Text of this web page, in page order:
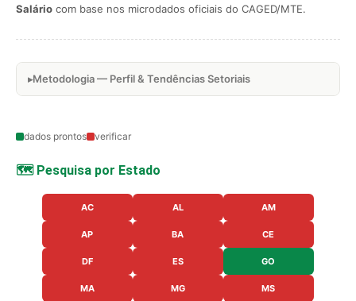
Salário com base nos microdados oficiais do CAGED/MTE.
Metodologia — Perfil & Tendências Setoriais
dados prontos verificar
🗺️ Pesquisa por Estado
AC AL AM
AP BA CE
DF ES GO
MA MG MS